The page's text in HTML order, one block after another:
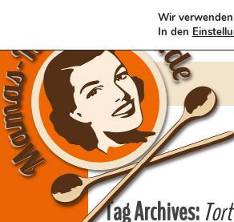
Tag Archives:
Wir
In den